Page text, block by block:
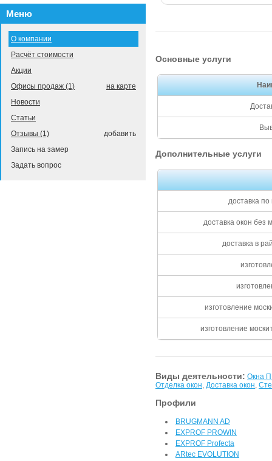
Основные услуги
Дополнительные услуги
доставка
доставка окон без
доставка в
изготовление
изготовление
Виды деятельности: Окна
Отделка окон, Доставка окон,
Профили
BRUGMANN AD
EXPROF PROWIN
EXPROF Profecta
ARtec EVOLUTION
Меню
О компании
Расчёт стоимости
Акции
на карте
Офисы продаж (1)
Новости
Статьи
добавить
Отзывы (1)
Запись на замер
Задать вопрос